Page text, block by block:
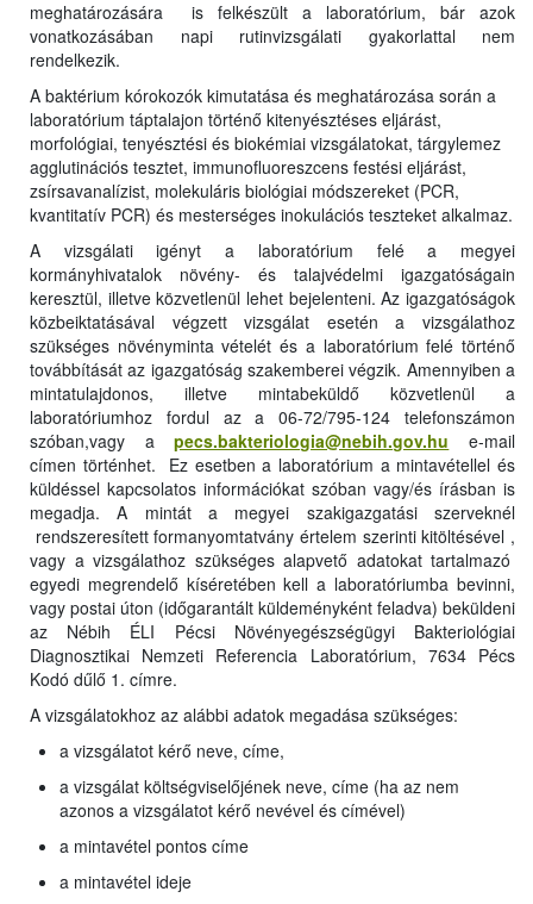
meghatározására is felkészült a laboratórium, bár azok
vonatkozásában napi rutinvizsgálati gyakorlattal nem
rendelkezik.
A baktérium kórokozók kimutatása és meghatározása során a
laboratórium táptalajon történő kitenyésztéses eljárást,
morfológiai, tenyésztési és biokémiai vizsgálatokat, tárgylemez
agglutinációs tesztet, immunofluoreszcens festési eljárást,
zsírsavanalízist, molekuláris biológiai módszereket (PCR,
kvantitatív PCR) és mesterséges inokulációs teszteket alkalmaz.
A vizsgálati igényt a laboratórium felé a megyei
kormányhivatalok növény- és talajvédelmi igazgatóságain
keresztül, illetve közvetlenül lehet bejelenteni. Az igazgatóságok
közbeiktatásával végzett vizsgálat esetén a vizsgálathoz
szükséges növényminta vételét és a laboratórium felé történő
továbbítását az igazgatóság szakemberei végzik. Amennyiben a
mintatulajdonos, illetve mintabeküldő közvetlenül a
laboratóriumhoz fordul az a06-72/795-124 telefonszámon
szóban,vagy apecs.bakteriologia@nebih.gov.hu e-mail
címen történhet. Ez esetben a laboratórium a mintavétellel és
küldéssel kapcsolatos információkat szóban vagy/és írásban is
megadja. A mintát a megyei szakigazgatási szerveknél
rendszeresített formanyomtatvány értelem szerinti kitöltésével ,
vagy a vizsgálathoz szükséges alapvető adatokat tartalmazó
egyedi megrendelő kíséretében kell a laboratóriumba bevinni,
vagy postai úton (időgarantált küldeményként feladva) beküldeni
az Nébih ÉLI Pécsi Növényegészségügyi Bakteriológiai
Diagnosztikai Nemzeti Referencia Laboratórium, 7634 Pécs
Kodó dűlő 1. címre.
A vizsgálatokhoz az alábbi adatok megadása szükséges:
a vizsgálatot kérő neve, címe,
a vizsgálat költségviselőjének neve, címe (ha az nem
azonos a vizsgálatot kérő nevével és címével)
a mintavétel pontos címe
a mintavétel ideje